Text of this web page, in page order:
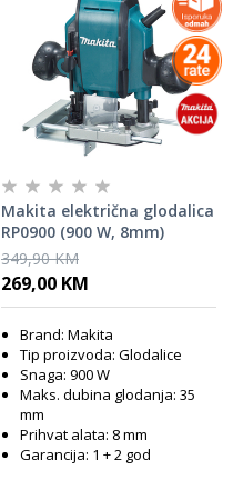
Makita električna glodalica
RP0900 (900 W, 8mm)
349,90 KM
269,00 KM
Brand: Makita
Tip proizvoda: Glodalice
Snaga: 900 W
Maks. dubina glodanja: 35
mm
Prihvat alata: 8 mm
Garancija: 1 + 2 god